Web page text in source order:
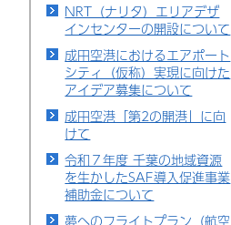
NRT（ナリタ）エリアデザ
インセンターの開設について
成田空港におけるエアポート
シティ（仮称）実現に向けた
アイデア募集について
成田空港「第2の開港」に向
けて
令和７年度 千葉の地域資源
を生かしたSAF導入促進事業
補助金について
夢へのフライトプラン（航空